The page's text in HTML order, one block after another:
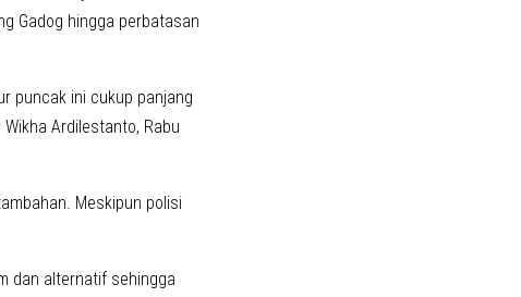
Gadog hingga perbatasan
puncak ini cukup panjang
Ardilestanto, Rabu
Meskipun polisi
dan alternatif sehingga